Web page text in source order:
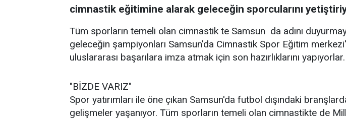
cimnastik eğitimine alarak geleceğin sporcularını
Tüm sporların temeli olan cimnastik te Samsun da adını
geleceğin şampiyonları Samsun'da Cimnastik Spor Eğitim
uluslararası başarılara imza atmak için son hazırlıklarını yapıyorlar.
"BİZDE VARIZ"
Spor yatırımları ile öne çıkan Samsun'da futbol dışındaki
gelişmeler yaşanıyor. Tüm sporların temeli olan cimnastikte de